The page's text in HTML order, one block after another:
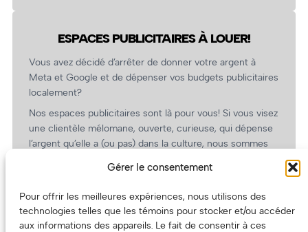
Gérer le consentement
Pour offrir les meilleures expériences, nous utilisons des
technologies telles que les témoins pour stocker et/ou accéder
aux informations des appareils. Le fait de consentir à ces
ESPACES PUBLICITAIRES À LOUER!
Vous avez décidé d’arrêter de donner votre argent à
Meta et Google et de dépenser vos budgets publicitaires
localement?
Nos espaces publicitaires sont là pour vous! Si vous visez
une clientèle mélomane, ouverte, curieuse, qui dépense
l’argent qu’elle a (ou pas) dans la culture, nous sommes
revient.
(Oui, on va avoir des tarifs spéciaux pour vous, les